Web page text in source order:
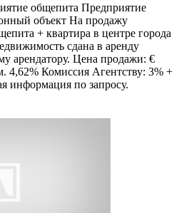
общепита Предприятие
объект На продажу
+ квартира в центре города
сдана в аренду
арендатору. Цена продажи: €
4,62% Комиссия Агентству: 3% +
информация по запросу.